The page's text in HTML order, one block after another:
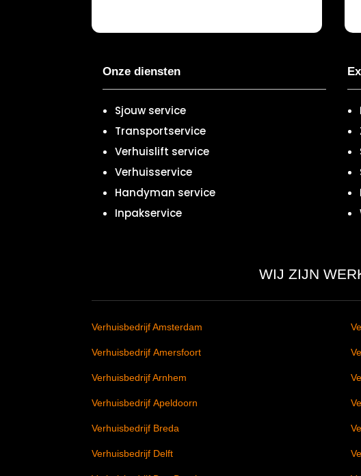
Onze diensten
Sjouw service
Transportservice
Verhuislift service
Verhuisservice
Handyman service
Inpakservice
WIJ ZIJN
Verhuisbedrijf Amsterdam
Verhuisbedrijf Amersfoort
Verhuisbedrijf Arnhem
Verhuisbedrijf Apeldoorn
Verhuisbedrijf Breda
Verhuisbedrijf Delft